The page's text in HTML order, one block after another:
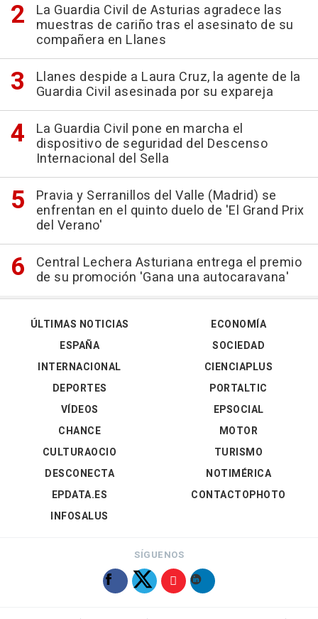
La Guardia Civil de Asturias agradece las
muestras de cariño tras el asesinato de su
compañera en Llanes
Llanes despide a Laura Cruz, la agente de la
Guardia Civil asesinada por su expareja
La Guardia Civil pone en marcha el
dispositivo de seguridad del Descenso
Internacional del Sella
Pravia y Serranillos del Valle (Madrid) se
enfrentan en el quinto duelo de 'El Grand Prix
del Verano'
Central Lechera Asturiana entrega el premio
de su promoción 'Gana una autocaravana'
ÚLTIMAS NOTICIAS
ESPAÑA
INTERNACIONAL
DEPORTES
VÍDEOS
ECONOMÍA
SOCIEDAD
CIENCIAPLUS
PORTALTIC
EPSOCIAL
CHANCE
CULTURAOCIO
DESCONECTA
EPDATA.ES
INFOSALUS
MOTOR
TURISMO
NOTIMÉRICA
CONTACTOPHOTO
SÍGUENOS